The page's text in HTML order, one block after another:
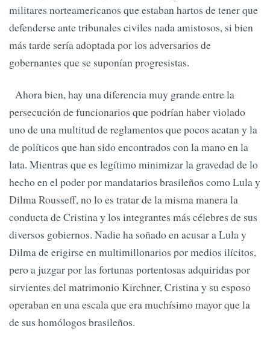
militares norteamericanos que estaban hartos de tener que
defenderse ante tribunales civiles nada amistosos, si bien
más tarde sería adoptada por los adversarios de
gobernantes que se suponían progresistas.
Ahora bien, hay una diferencia muy grande entre la
persecución de funcionarios que podrían haber violado
uno de una multitud de reglamentos que pocos acatan y la
de políticos que han sido encontrados con la mano en la
lata. Mientras que es legítimo minimizar la gravedad de lo
hecho en el poder por mandatarios brasileños como Lula y
Dilma Rousseff, no lo es tratar de la misma manera la
conducta de Cristina y los integrantes más célebres de sus
diversos gobiernos. Nadie ha soñado en acusar a Lula y
Dilma de erigirse en multimillonarios por medios ilícitos,
pero a juzgar por las fortunas portentosas adquiridas por
sirvientes del matrimonio Kirchner, Cristina y su esposo
operaban en una escala que era muchísimo mayor que la
de sus homólogos brasileños.